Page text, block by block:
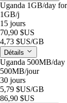
Uganda 1GB/day
1GB/j
15 jours
70,90 $US
4,73 $US/GB
Détails
Uganda 500MB/day
500MB/jour
30 jours
5,79 $US/GB
86,90 $US